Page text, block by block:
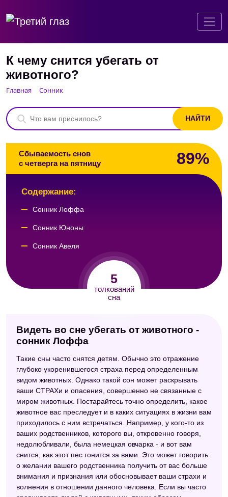
К чему снится убегать от
животного?
Главная Сонник
Сбываемость снов
с четверга на пятницу
89%
5
толкований
сна
Содержание:
Сонник Лоффа
Сонник Юноны
Сонник Авеля
Сонник Кассандры
Видеть во сне убегать от животного -
сонник Лоффа
Такие сны часто снятся детям. Обычно это отражение
глубоко укоренившегося страха перед определенным
видом животных. Однако такой сон может раскрывать
ваши СТРАХи и опасения, совершенно не связанные с
миром животных. Постарайтесь точно определить, какое
животное вас преследует и в каких ситуациях в жизни вам
приходилось с ним встречаться. Например, у кого-то из
ваших родственников, которого вы, откровенно говоря,
недолюбливали, была немецкая овчарка - и вот вам
снится, как этот пес гонится за вами. Это может говорить
о желании вашего родственника получить от вас больше
внимания и признания или обосновывает ваши страхи и
волнения в отношении данного человека. Если вы часто